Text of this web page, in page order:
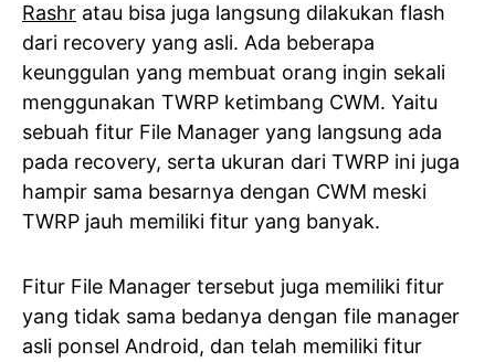
Rashr atau bisa juga langsung dilakukan flash
dari recovery yang asli. Ada beberapa
keunggulan yang membuat orang ingin sekali
menggunakan TWRP ketimbang CWM. Yaitu
sebuah fitur File Manager yang langsung ada
pada recovery, serta ukuran dari TWRP ini juga
hampir sama besarnya dengan CWM meski
TWRP jauh memiliki fitur yang banyak.
Fitur File Manager tersebut juga memiliki fitur
yang tidak sama bedanya dengan file manager
asli ponsel Android, dan telah memiliki fitur